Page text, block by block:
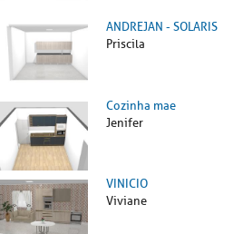
ANDREJAN - SOLARIS
Priscila
Cozinha mae
Jenifer
VINICIO
Viviane